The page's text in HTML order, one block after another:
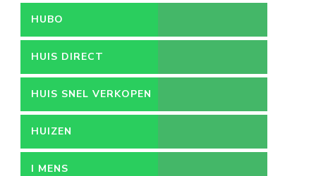
HUBO
HUIS DIRECT
HUIS SNEL VERKOPEN
HUIZEN
I MENS